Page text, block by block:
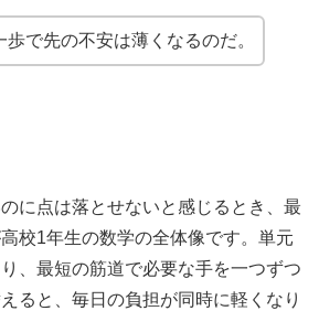
歩で先の不安は薄くなるのだ。
に点は落とせないと感じるとき、最
校1年生の数学の全体像です。単元
、最短の筋道で必要な手を一つずつ
ると、毎日の負担が同時に軽くなり